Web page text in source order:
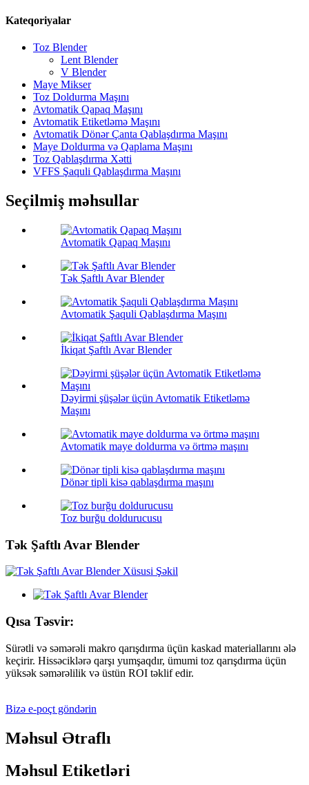
Kateqoriyalar
Toz Blender
Lent Blender
V Blender
Maye Mikser
Toz Doldurma Maşını
Avtomatik Qapaq Maşını
Avtomatik Etiketləmə Maşını
Avtomatik Dönər Çanta Qablaşdırma Maşını
Maye Doldurma və Qaplama Maşını
Toz Qablaşdırma Xətti
VFFS Şaquli Qablaşdırma Maşını
Seçilmiş məhsullar
Avtomatik Qapaq Maşını
Tək Şaftlı Avar Blender
Avtomatik Şaquli Qablaşdırma Maşını
İkiqat Şaftlı Avar Blender
Dəyirmi şüşələr üçün Avtomatik Etiketləmə
Maşını
Avtomatik maye doldurma və örtmə maşını
Dönər tipli kisə qablaşdırma maşını
Toz burğu doldurucusu
Tək Şaftlı Avar Blender
Qısa Təsvir:
Sürətli və səmərəli makro qarışdırma üçün kaskad materiallarını ələ
keçirir. Hissəciklərə qarşı yumşaqdır, ümumi toz qarışdırma üçün
yüksək səmərəlilik və üstün ROI təklif edir.
Bizə e-poçt göndərin
Məhsul Ətraflı
Məhsul Etiketləri